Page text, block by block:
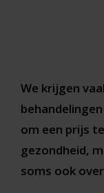
We krijgen
om een prijs
gezondheid,
soms ook